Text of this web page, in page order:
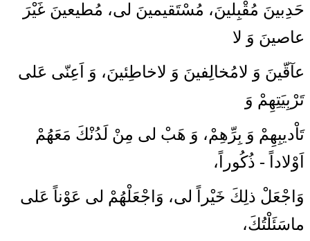
حَدِبينَ مُقْبِلينَ، مُسْتَقيمينَ لى، مُطيعينَ غَيْرَ
عاصينَ وَ لا
عآقّينَ وَ لامُخالِفينَ وَ لاخاطِئينَ، وَ اَعِنّى عَلى‏
تَرْبِيَتِهِمْ وَ
تَاْديبِهِمْ وَ بِرِّهِمْ، وَ هَبْ لى مِنْ لَدُنْكَ مَعَهُمْ
اَوْلاداً - ذُكُوراً،
وَاجْعَلْ ذلِكَ خَيْراً لى، وَاجْعَلْهُمْ لى عَوْناً عَلى‏
ماسَئَلْتُكَ،